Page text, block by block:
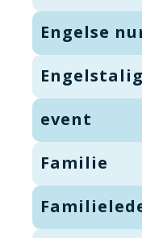
Engelse
event
Familie